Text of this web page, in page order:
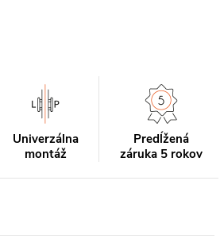
Univerzálna
montáž
Predĺžená
záruka 5 rokov